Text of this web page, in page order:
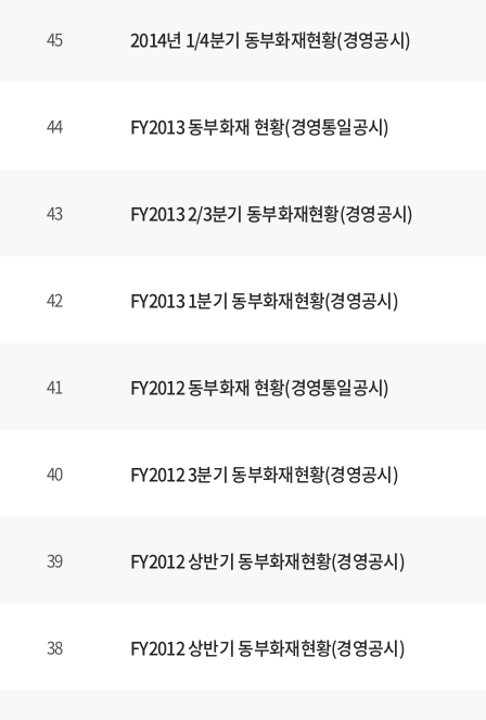
45 2014년 1/4분기 동부화재현황(경영공시)
44 FY2013 동부화재 현황(경영통일공시)
43 FY2013 2/3분기 동부화재현황(경영공시)
42 FY2013 1분기 동부화재현황(경영공시)
41 FY2012 동부화재 현황(경영통일공시)
40 FY2012 3분기 동부화재현황(경영공시)
39 FY2012 상반기 동부화재현황(경영공시)
38 FY2012 상반기 동부화재현황(경영공시)